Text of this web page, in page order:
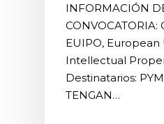
INFORMACIÓN
CONVOCATORIA:
EUIPO, European
Intellectual
Destinatarios:
TENGAN…